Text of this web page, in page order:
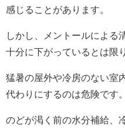
感じることがあります。
しかし、メントールによる
十分に下がっているとは限
猛暑の屋外や冷房のない室
代わりにするのは危険です。
のどが渇く前の水分補給、